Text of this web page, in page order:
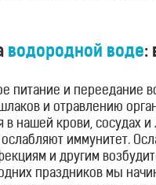
водородной воде:
питание и переедание
и отравлению
в нашей крови, сосудах
иммунитет.
и другим
праздников мы